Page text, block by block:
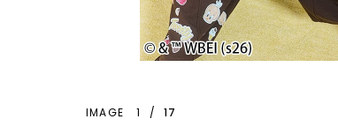
IMAGE 1 / 17